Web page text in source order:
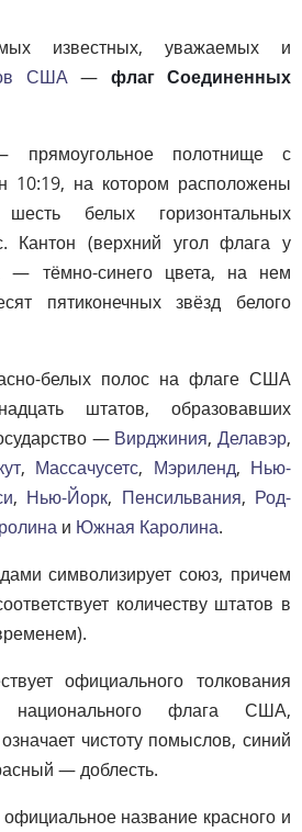
известных, уважаемых и
США— флаг Соединенных
полотнище с
10:19, на котором расположены
белых горизонтальных
Кантон (верхний угол флага у
тёмно-синего цвета, на нем
пятиконечных звёзд белого
белых полос на флаге США
штатов, образовавших
— Вирджиния,Делавэр,
, Массачусетс, Мэриленд, Нью-
, Нью-Йорк, Пенсильвания, Род-
и Южная Каролина.
символизирует союз, причем
количеству штатов в
официального толкования
национального флага США,
чистоту помыслов, синий
— доблесть.
название красного и